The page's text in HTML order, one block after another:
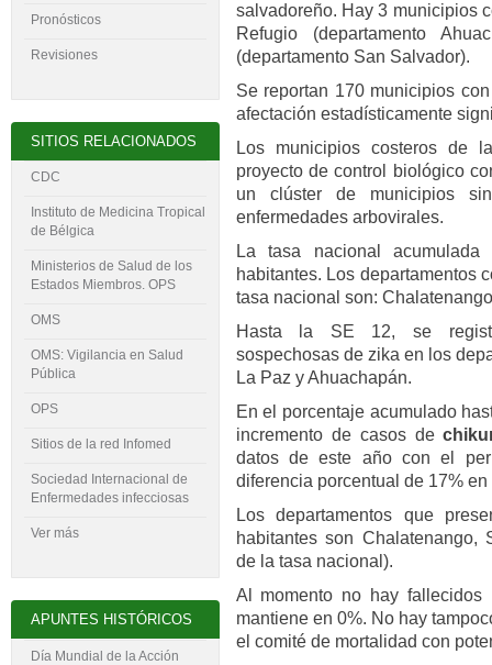
salvadoreño. Hay 3 municipios
Refugio (departamento
(departamento San Salvador).
Se reportan 170 municipios
afectación estadísticamente
Los municipios costeros de
proyecto de control biológico
un clúster de municipios
enfermedades arbovirales.
La tasa nacional
habitantes. Los departamentos
tasa nacional son:
Hasta la SE 12, se
sospechosas de zika en los
La Paz y Ahuachapán.
En el porcentaje acumulado
incremento de casos de
datos de este año con el
diferencia porcentual de 17%
Los departamentos que
habitantes son Chalatenango,
de la tasa nacional).
Al momento no hay
mantiene en 0%. No hay
el comité de mortalidad con
Pronósticos
Revisiones
SITIOS RELACIONADOS
CDC
Instituto de Medicina Tropical
de Bélgica
Ministerios de Salud de los
Estados Miembros. OPS
OMS
OMS: Vigilancia en Salud
Pública
OPS
Sitios de la red Infomed
Sociedad Internacional de
Enfermedades infecciosas
Ver más
APUNTES HISTÓRICOS
Día Mundial de la Acción